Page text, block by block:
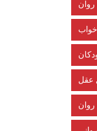
خواب
عقل